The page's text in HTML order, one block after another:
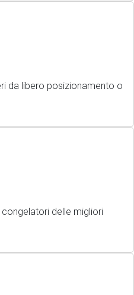
da libero posizionamento o
delle migliori